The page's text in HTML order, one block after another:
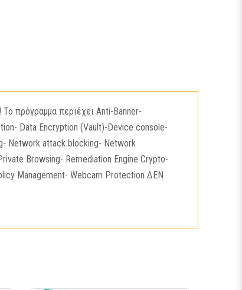
πρόγραμμα περιέχει Anti-Banner-
Data Encryption (Vault)-Device console-
Network attack blocking- Network
Browsing- Remediation Engine Crypto-
Management- Webcam Protection ΔΕΝ